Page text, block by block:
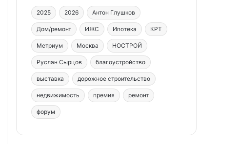
2025 2026 Антон Глушков
Дом/ремонт ИЖС Ипотека КРТ
Метриум Москва НОСТРОЙ
Руслан Сырцов благоустройство
выставка дорожное строительство
недвижимость премия ремонт
форум